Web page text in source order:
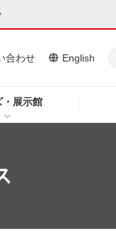
・展示館
合わせ English
さま